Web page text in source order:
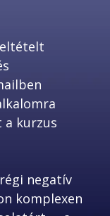
kurzus
negatív
komplexen